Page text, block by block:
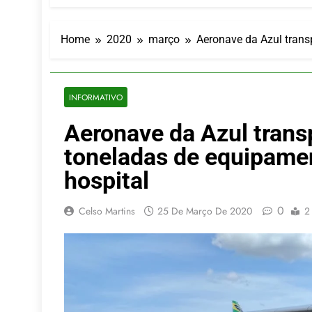
LATAM
Azul
Turismo na
4 De Agosto De
Por Dentro
4 De Agosto
Home 2020 março Aeronave da Azul
INFORMATIVO
Aeronave da Azul
toneladas de
hospital
Celso Martins 25 De Março De 2020 0 2